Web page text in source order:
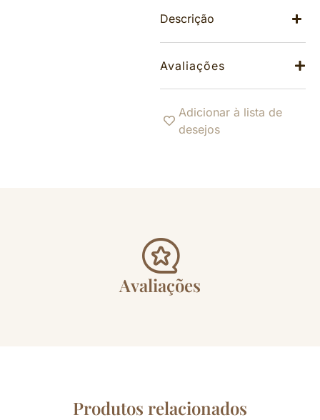
Descrição
Avaliações
Adicionar à lista de
desejos
Avaliações
Produtos relacionados